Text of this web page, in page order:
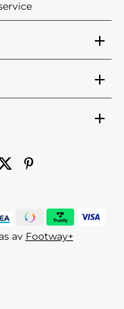
av Footway+